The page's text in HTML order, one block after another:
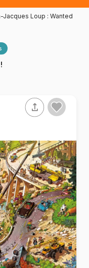
Jacques Loup : Wanted